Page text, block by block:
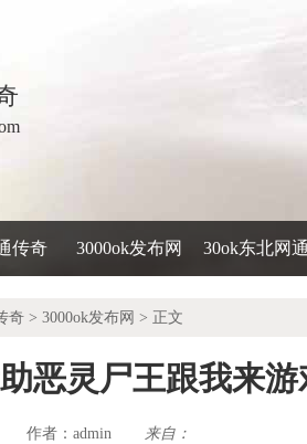
传奇 3000ok发布网 30ok东北网
奇 > 3000ok发布网 > 正文
恶灵尸王跟我来游
作者： admin 来自：